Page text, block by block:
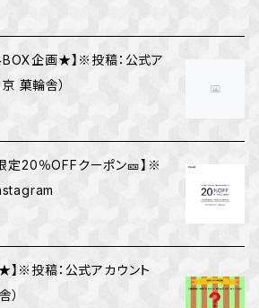
BOX企画★】※投稿：公式ア
菓輪舎）
定20％OFFクーポン🎫】※
※投稿：公式アカウント
）